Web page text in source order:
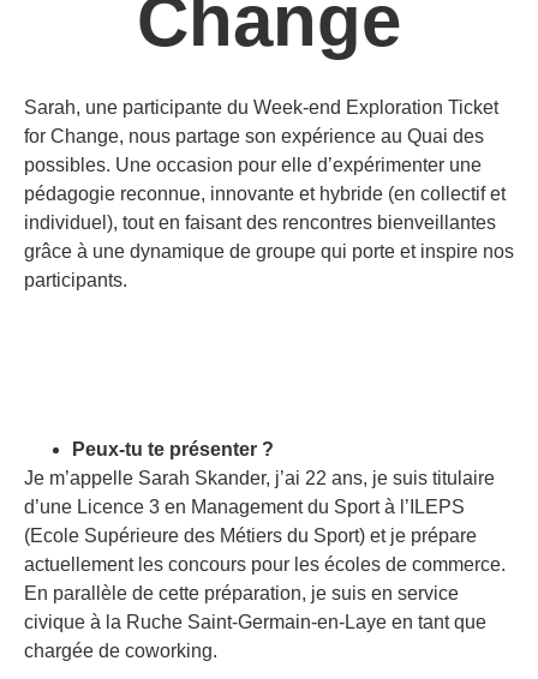
Change
Sarah, une participante du Week-end Exploration Ticket
for Change, nous partage son expérience au Quai des
possibles. Une occasion pour elle d’expérimenter une
pédagogie reconnue, innovante et hybride (en collectif et
individuel), tout en faisant des rencontres bienveillantes
grâce à une dynamique de groupe qui porte et inspire nos
participants.
Peux-tu te présenter ?
Je m’appelle Sarah Skander, j’ai 22 ans, je suis titulaire
d’une Licence 3 en Management du Sport à l’ILEPS
(Ecole Supérieure des Métiers du Sport) et je prépare
actuellement les concours pour les écoles de commerce.
En parallèle de cette préparation, je suis en service
civique à la Ruche Saint-Germain-en-Laye en tant que
chargée de coworking.